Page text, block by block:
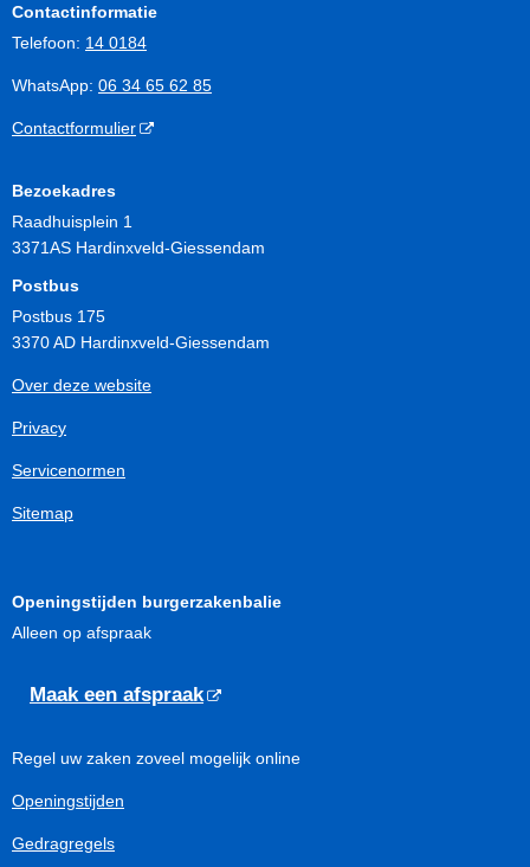
Contactinformatie
Telefoon: 14 0184
WhatsApp: 06 34 65 62 85
Contactformulier
Bezoekadres
Raadhuisplein 1
3371AS Hardinxveld-Giessendam
Postbus
Postbus 175
3370 AD Hardinxveld-Giessendam
Over deze website
Privacy
Servicenormen
Sitemap
Openingstijden burgerzakenbalie
Alleen op afspraak
Maak een afspraak
Regel uw zaken zoveel mogelijk online
Openingstijden
Gedragregels